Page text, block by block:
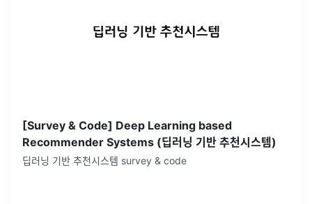
[Survey & Code] Deep Learning based
Recommender Systems (딥러닝 기반 추천시스템)
딥러닝 기반 추천시스템 survey & code